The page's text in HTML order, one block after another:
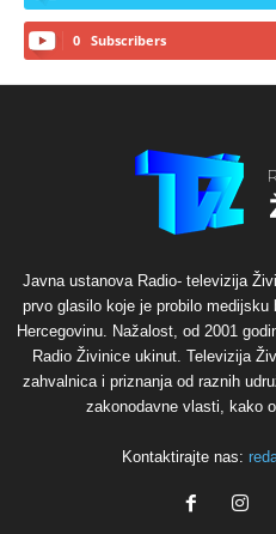
0 Subscribers
Javna ustanova Radio- televizija
prvo glasilo koje je probilo
Hercegovinu. Nažalost, od 2001
Radio Živinice ukinut. Televizija
zahvalnica i priznanja od raznih
zakonodavne vlasti, kako
Kontaktirajte nas: